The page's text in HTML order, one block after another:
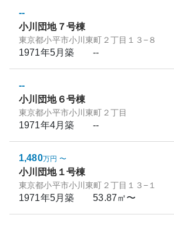
--
小川団地７号棟
東京都小平市小川東町２丁目１３−８
1971年5月築 --
--
小川団地６号棟
東京都小平市小川東町２丁目
1971年4月築 --
1,480万円 〜
小川団地１号棟
東京都小平市小川東町２丁目１３−１
1971年5月築 53.87㎡〜